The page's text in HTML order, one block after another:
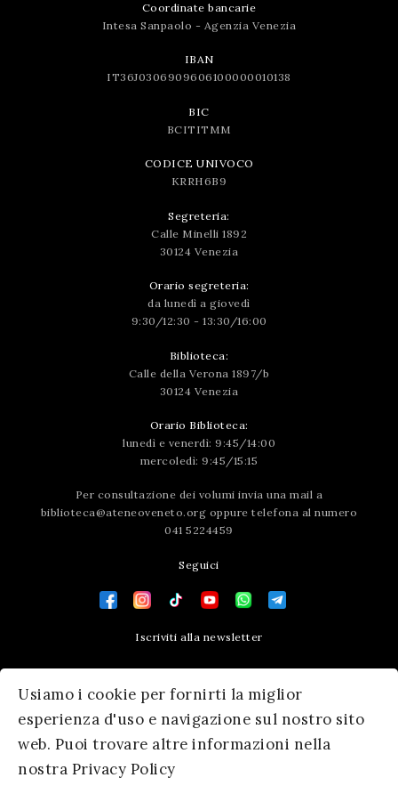
Usiamo i cookie per fornirti la miglior
esperienza d'uso e navigazione sul nostro sito
web. Puoi trovare altre informazioni nella
nostra Privacy Policy
Coordinate bancarie
Intesa Sanpaolo - Agenzia Venezia
IBAN
IT36J0306909606100000010138
BIC
BCITITMM
CODICE UNIVOCO
KRRH6B9
Segreteria:
Calle Minelli 1892
30124 Venezia
Orario segreteria:
da lunedì a giovedì
9:30/12:30 - 13:30/16:00
Biblioteca:
Calle della Verona 1897/b
30124 Venezia
Orario Biblioteca:
lunedì e venerdì: 9:45/14:00
mercoledì: 9:45/15:15
Per consultazione dei volumi invia una mail a
biblioteca@ateneoveneto.org oppure telefona al numero
041 5224459
Seguici
Iscriviti alla newsletter
Contatti